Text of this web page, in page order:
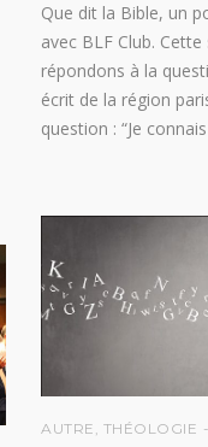
Que dit la Bible, un
avec BLF Club.
répondons à la
écrit de la région
question : “Je
AUTRE , THÉOLOGIE